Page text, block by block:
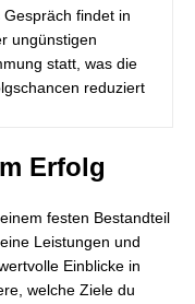
Gespräch findet in
ungünstigen
statt, was die
reduziert
Erfolg
festen Bestandteil
Leistungen und
Einblicke in
welche Ziele du